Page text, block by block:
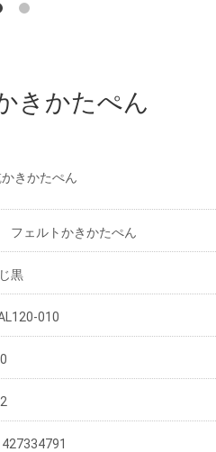
きかたぺん
きかたぺん
フェルトかきかたぺん
黒
010